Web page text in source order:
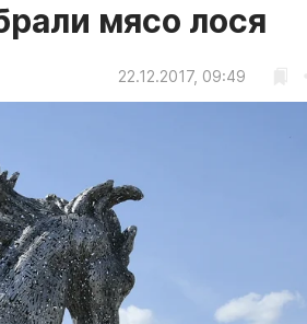
мясо лося
22.12.2017, 09:49